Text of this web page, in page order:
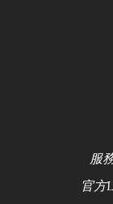
服
官方